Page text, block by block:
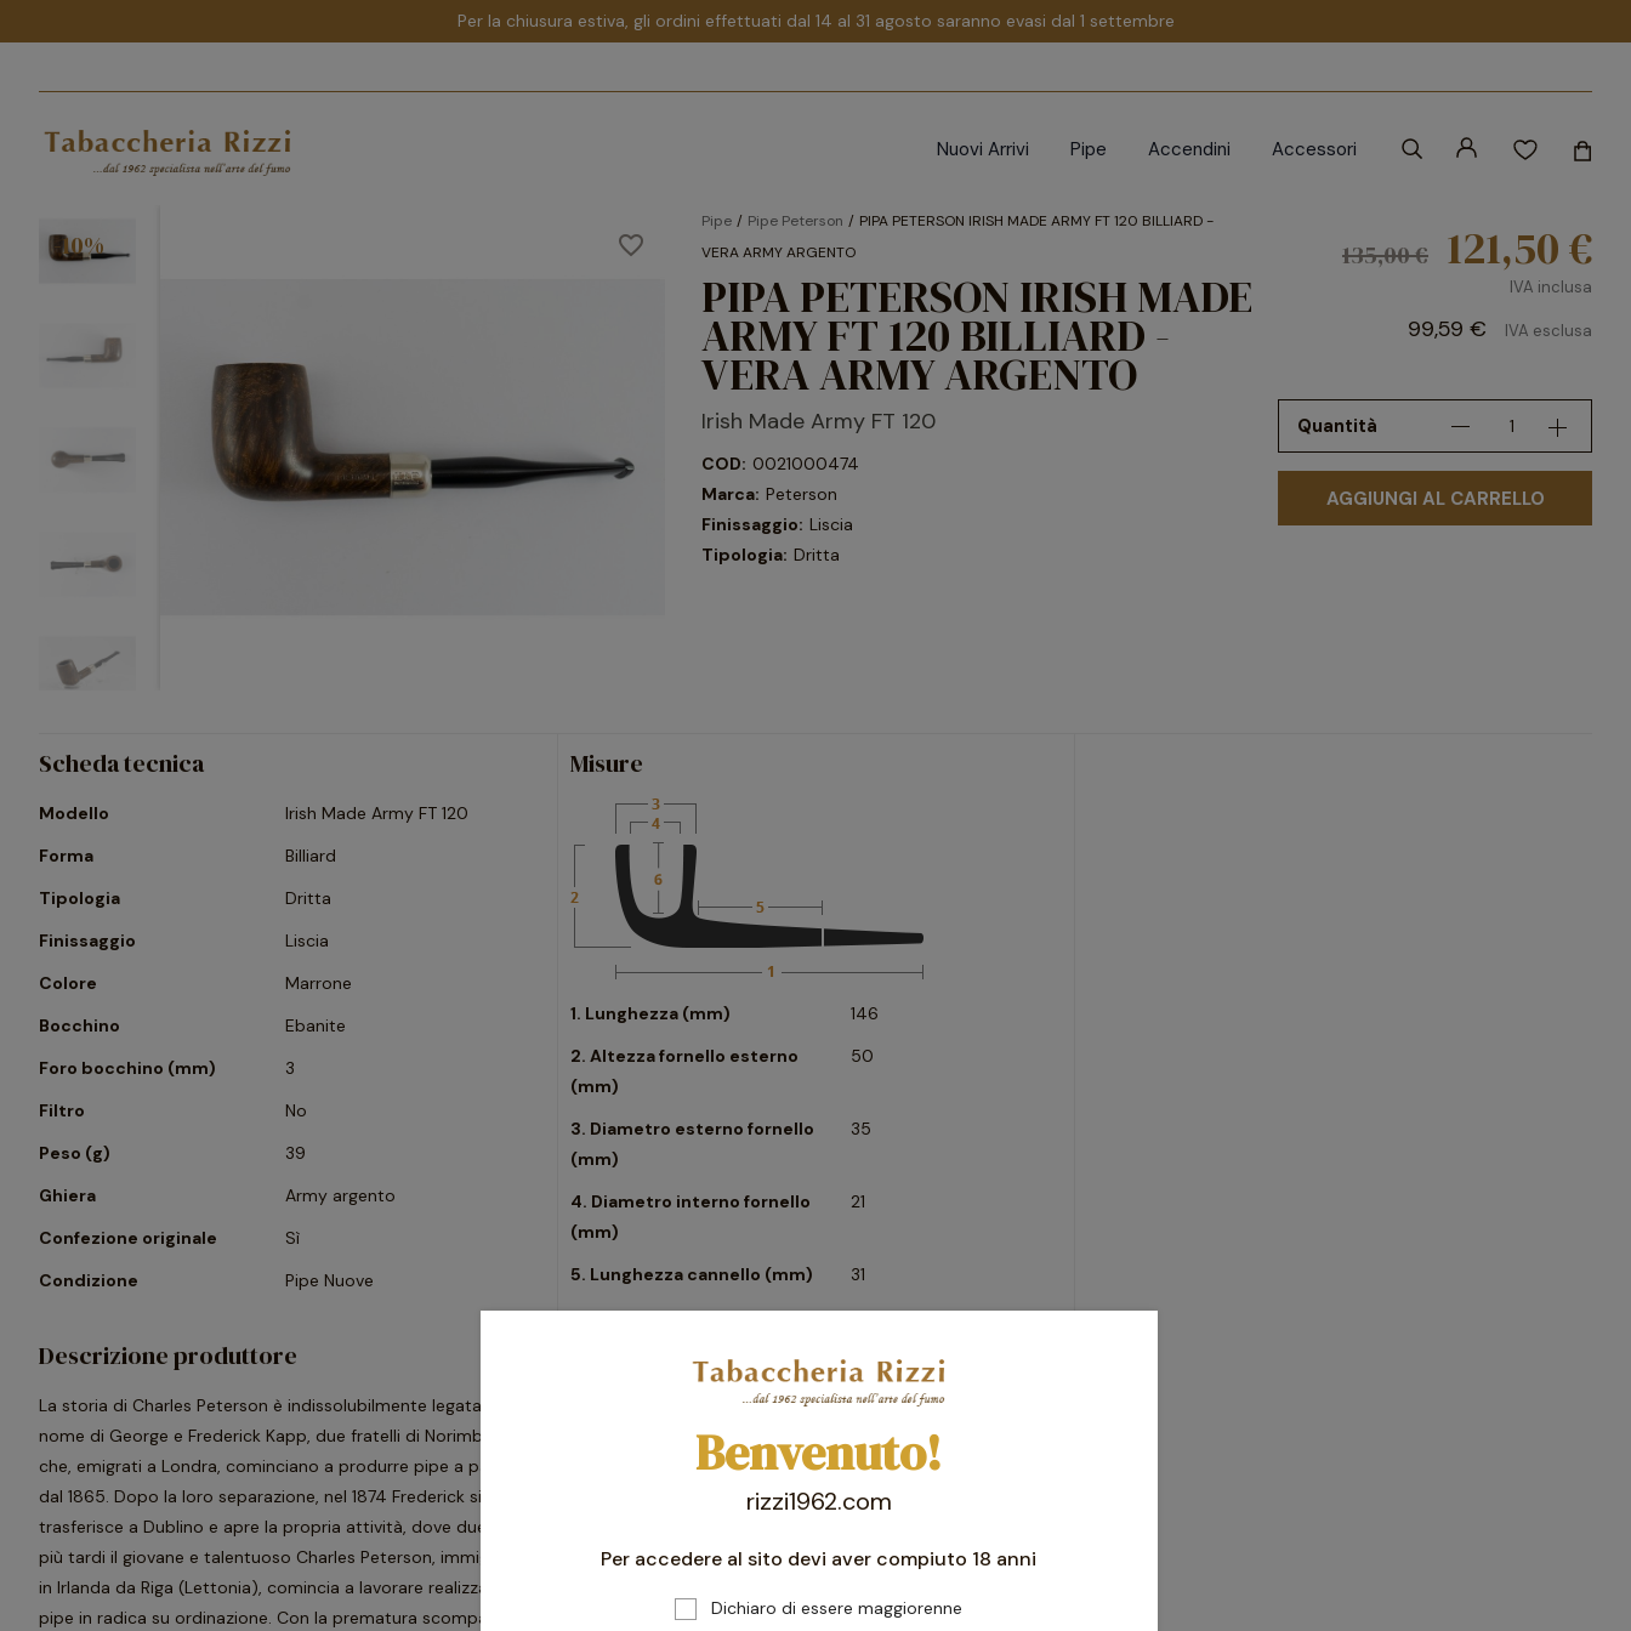
Per la chiusura estiva, gli ordini effettuati dal 14 al 31 agosto saranno evasi dal 1 settembre
Nuovi Arrivi Pipe Accendini Accessori
favorite_border
-10%
Pipe Pipe Peterson
PIPA PETERSON IRISH MADE ARMY FT 120 BILLIARD -
VERA ARMY ARGENTO
PIPA PETERSON IRISH MADE
ARMY FT 120 BILLIARD -
VERA ARMY ARGENTO
Irish Made Army FT 120
COD: 0021000474
Marca: Peterson
Finissaggio: Liscia
Tipologia: Dritta
135,00 € 121,50 €
IVA inclusa
99,59 € IVA esclusa
Quantità
AGGIUNGI AL CARRELLO
Scheda tecnica
Modello
Irish Made Army FT 120
Forma
Billiard
Tipologia
Dritta
Finissaggio
Liscia
Colore
Marrone
Bocchino
Ebanite
Foro bocchino (mm)
3
Filtro
No
Peso (g)
39
Ghiera
Army argento
Confezione originale
Sì
Condizione
Pipe Nuove
Descrizione produttore
La storia di Charles Peterson è indissolubilmente legata al
nome di George e Frederick Kapp, due fratelli di Norimberga
che, emigrati a Londra, cominciano a produrre pipe a partire
dal 1865. Dopo la loro separazione, nel 1874 Frederick si
trasferisce a Dublino e apre la propria attività, dove due anni
più tardi il giovane e talentuoso Charles Peterson, immigrato
in Irlanda da Riga (Lettonia), comincia a lavorare realizzando
pipe in radica su ordinazione. Con la prematura scomparsa di
Misure
1. Lunghezza (mm)
146
2. Altezza fornello esterno
(mm)
50
3. Diametro esterno fornello
(mm)
35
4. Diametro interno fornello
(mm)
21
5. Lunghezza cannello (mm)
31
6. Altezza fornello interno
37
Benvenuto!
rizzi1962.com
Per accedere al sito devi aver compiuto 18 anni
Dichiaro di essere maggiorenne